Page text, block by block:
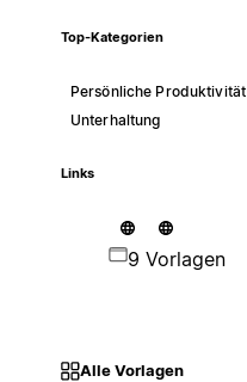
Top-Kategorien
Persönliche Produktivität
Unterhaltung
Links
9 Vorlagen
Alle Vorlagen